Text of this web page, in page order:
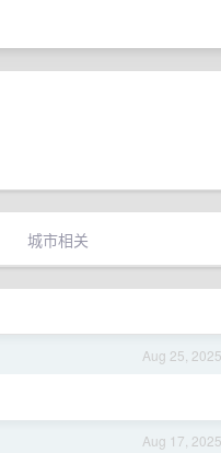
城市相关
Aug 25, 2025
Aug 17, 2025